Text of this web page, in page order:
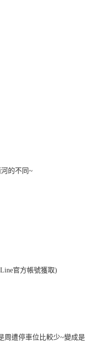
的不同~
官方帳號獲取)
周遭停車位比較少~變成是